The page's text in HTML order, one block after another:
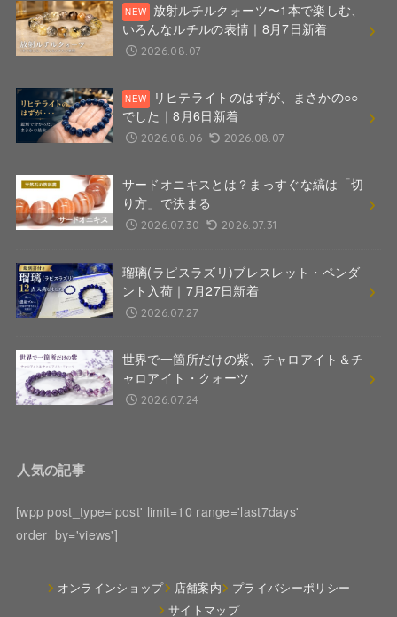
放射ルチルクォーツ〜1本で楽しむ、
いろんなルチルの表情｜8月7日新着
2026.08.07
リヒテライトのはずが、まさかの○○
でした｜8月6日新着
2026.08.06 2026.08.07
サードオニキスとは？まっすぐな縞は「切
り方」で決まる
2026.07.30 2026.07.31
瑠璃(ラピスラズリ)ブレスレット・ペンダ
ント入荷｜7月27日新着
2026.07.27
世界で一箇所だけの紫、チャロアイト＆チ
ャロアイト・クォーツ
2026.07.24
人気の記事
[wpp post_type='post' limit=10 range='last7days'
order_by='views']
オンラインショップ 店舗案内
プライバシーポリシー
サイトマップ